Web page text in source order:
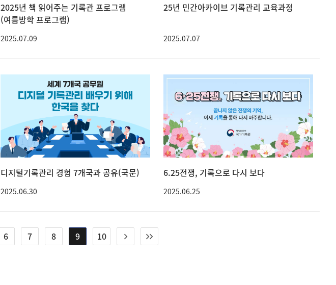
2025년 책 읽어주는 기록관 프로그램
(여름방학 프로그램)
2025.07.09
25년 민간아카이브 기록관리 교육과정
2025.07.07
디지털기록관리 경험 7개국과 공유(국문)
2025.06.30
6.25전쟁, 기록으로 다시 보다
2025.06.25
6 7 8 9 10